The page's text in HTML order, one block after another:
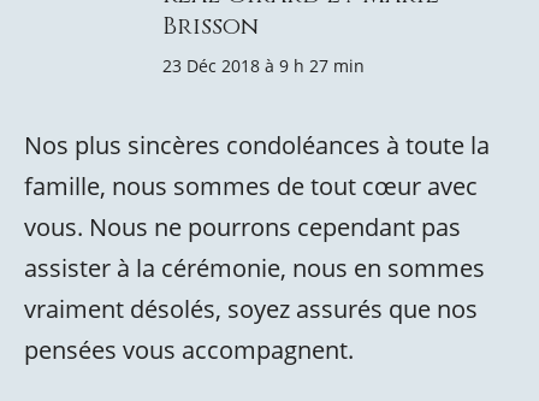
Brisson
23 Déc 2018 à 9 h 27 min
Nos plus sincères condoléances à toute la
famille, nous sommes de tout cœur avec
vous. Nous ne pourrons cependant pas
assister à la cérémonie, nous en sommes
vraiment désolés, soyez assurés que nos
pensées vous accompagnent.